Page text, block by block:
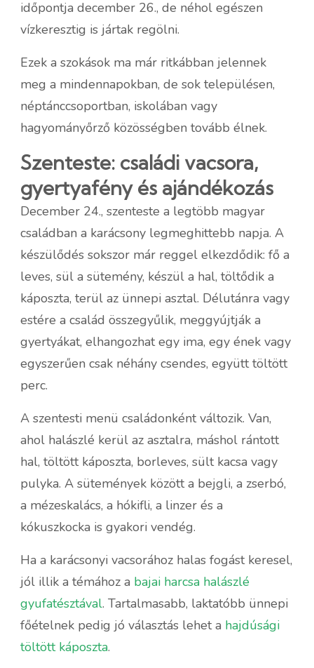
időpontja december 26., de néhol egészen
vízkeresztig is jártak regölni.
Ezek a szokások ma már ritkábban jelennek
meg a mindennapokban, de sok településen,
néptánccsoportban, iskolában vagy
hagyományőrző közösségben tovább élnek.
Szenteste: családi vacsora,
gyertyafény és ajándékozás
December 24., szenteste a legtöbb magyar
családban a karácsony legmeghittebb napja. A
készülődés sokszor már reggel elkezdődik: fő a
leves, sül a sütemény, készül a hal, töltődik a
káposzta, terül az ünnepi asztal. Délutánra vagy
estére a család összegyűlik, meggyújtják a
gyertyákat, elhangozhat egy ima, egy ének vagy
egyszerűen csak néhány csendes, együtt töltött
perc.
A szentesti menü családonként változik. Van,
ahol halászlé kerül az asztalra, máshol rántott
hal, töltött káposzta, borleves, sült kacsa vagy
pulyka. A sütemények között a bejgli, a zserbó,
a mézeskalács, a hókifli, a linzer és a
kókuszkocka is gyakori vendég.
Ha a karácsonyi vacsorához halas fogást keresel,
jól illik a témához a bajai harcsa halászlé
gyufatésztával. Tartalmasabb, laktatóbb ünnepi
főételnek pedig jó választás lehet a hajdúsági
töltött káposzta.